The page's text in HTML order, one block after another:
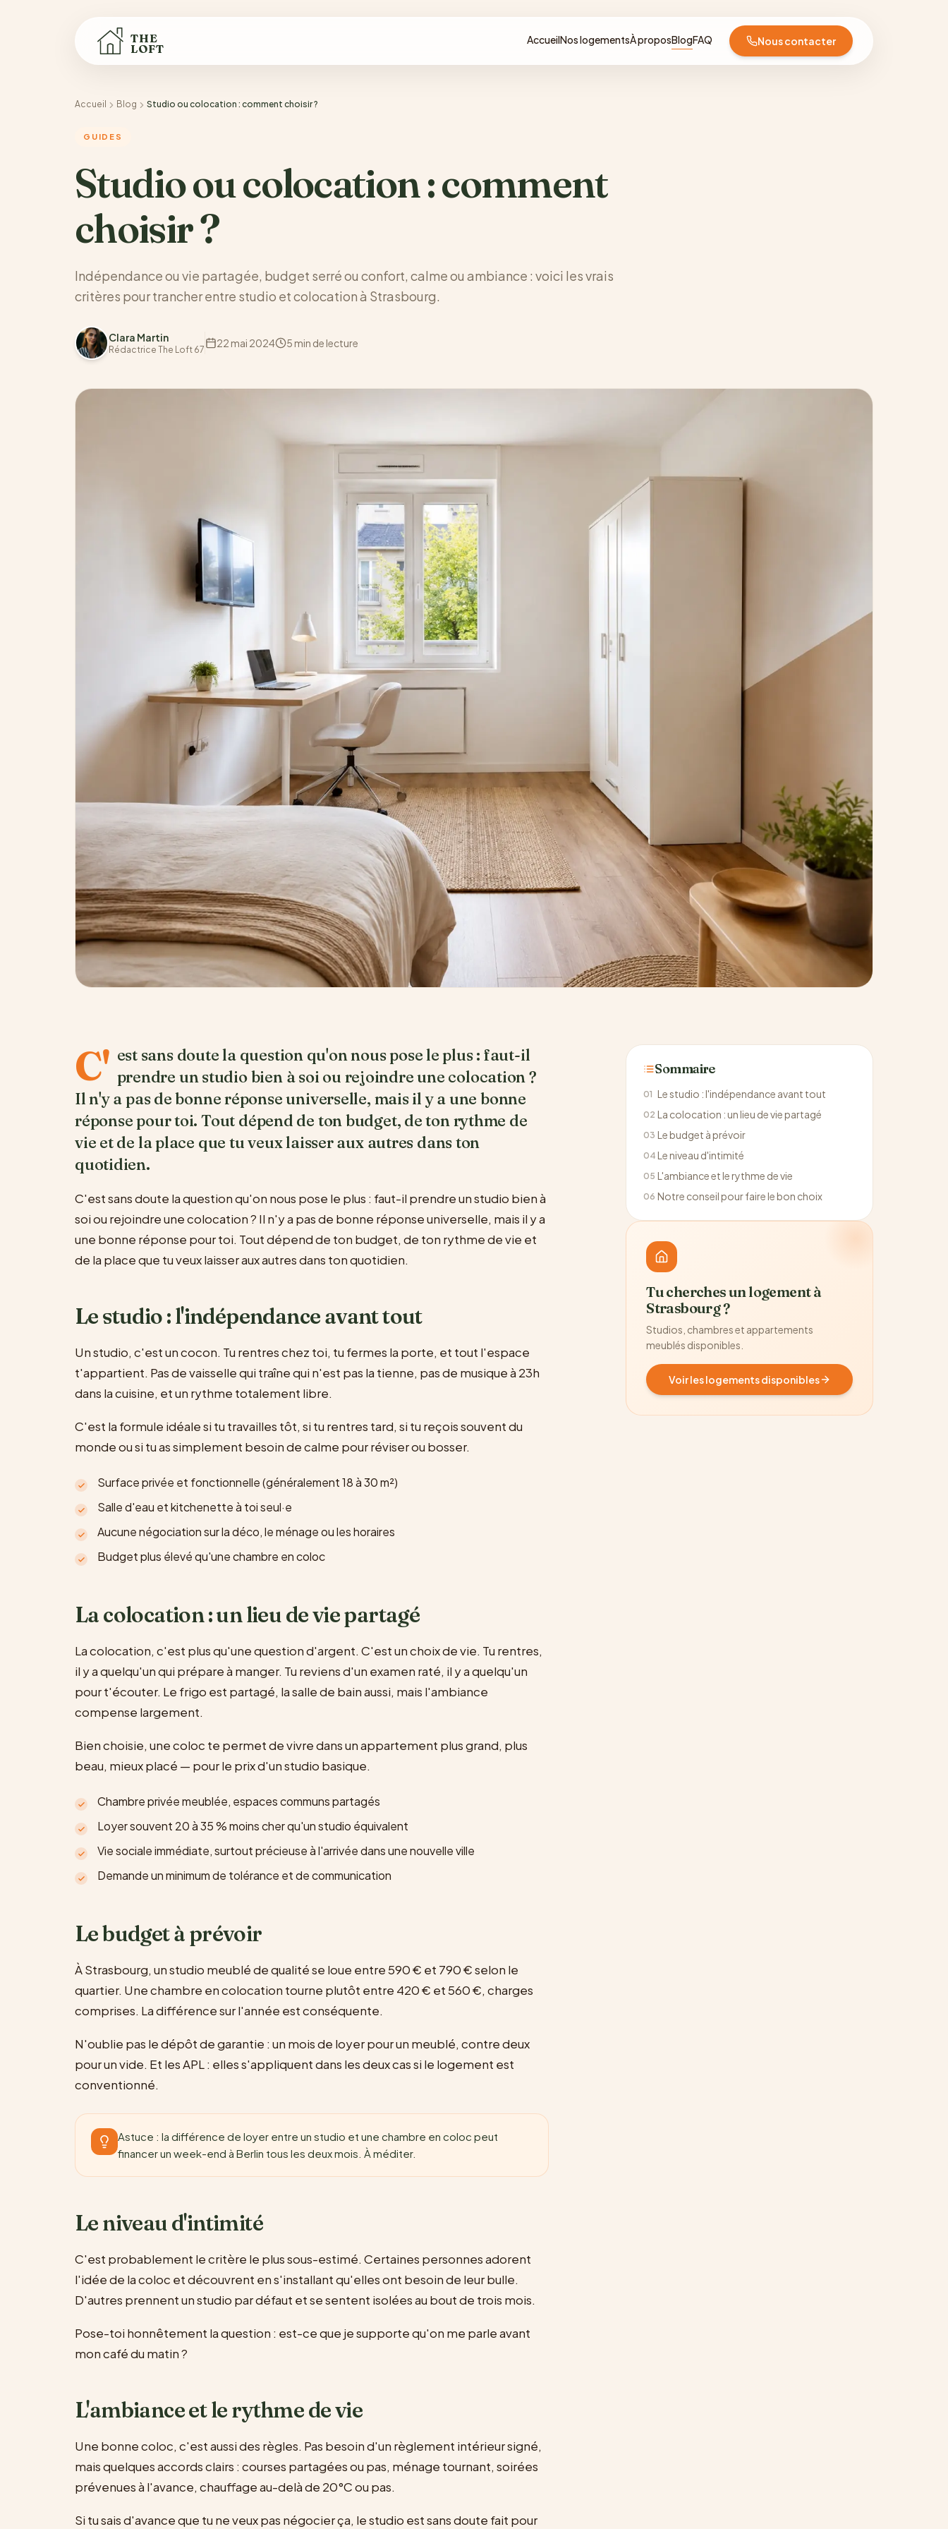
THE
LOFT
AccueilNos logementsÀ proposBlogFAQ Nous contacter
Accueil Blog Studio ou colocation : comment choisir ?
GUIDES
Studio ou colocation : comment
choisir ?
Indépendance ou vie partagée, budget serré ou confort, calme ou ambiance : voici les vrais
critères pour trancher entre studio et colocation à Strasbourg.
Clara Martin
Rédactrice The Loft 67
22 mai 2024 5 min de lecture
C' est sans doute la question qu'on nous pose le plus : faut-il
prendre un studio bien à soi ou rejoindre une colocation ?
Il n'y a pas de bonne réponse universelle, mais il y a une bonne
réponse pour toi. Tout dépend de ton budget, de ton rythme de
vie et de la place que tu veux laisser aux autres dans ton
quotidien.
C'est sans doute la question qu'on nous pose le plus : faut-il prendre un studio bien à
soi ou rejoindre une colocation ? Il n'y a pas de bonne réponse universelle, mais il y a
une bonne réponse pour toi. Tout dépend de ton budget, de ton rythme de vie et
de la place que tu veux laisser aux autres dans ton quotidien.
Le studio : l'indépendance avant tout
Un studio, c'est un cocon. Tu rentres chez toi, tu fermes la porte, et tout l'espace
t'appartient. Pas de vaisselle qui traîne qui n'est pas la tienne, pas de musique à 23h
dans la cuisine, et un rythme totalement libre.
C'est la formule idéale si tu travailles tôt, si tu rentres tard, si tu reçois souvent du
monde ou si tu as simplement besoin de calme pour réviser ou bosser.
Surface privée et fonctionnelle (généralement 18 à 30 m²)
Salle d'eau et kitchenette à toi seul·e
Aucune négociation sur la déco, le ménage ou les horaires
Budget plus élevé qu'une chambre en coloc
La colocation : un lieu de vie partagé
La colocation, c'est plus qu'une question d'argent. C'est un choix de vie. Tu rentres,
il y a quelqu'un qui prépare à manger. Tu reviens d'un examen raté, il y a quelqu'un
pour t'écouter. Le frigo est partagé, la salle de bain aussi, mais l'ambiance
compense largement.
Bien choisie, une coloc te permet de vivre dans un appartement plus grand, plus
beau, mieux placé — pour le prix d'un studio basique.
Chambre privée meublée, espaces communs partagés
Loyer souvent 20 à 35 % moins cher qu'un studio équivalent
Vie sociale immédiate, surtout précieuse à l'arrivée dans une nouvelle ville
Demande un minimum de tolérance et de communication
Le budget à prévoir
À Strasbourg, un studio meublé de qualité se loue entre 590 € et 790 € selon le
quartier. Une chambre en colocation tourne plutôt entre 420 € et 560 €, charges
comprises. La différence sur l'année est conséquente.
N'oublie pas le dépôt de garantie : un mois de loyer pour un meublé, contre deux
pour un vide. Et les APL : elles s'appliquent dans les deux cas si le logement est
conventionné.
Astuce : la différence de loyer entre un studio et une chambre en coloc peut
financer un week-end à Berlin tous les deux mois. À méditer.
Le niveau d'intimité
C'est probablement le critère le plus sous-estimé. Certaines personnes adorent
l'idée de la coloc et découvrent en s'installant qu'elles ont besoin de leur bulle.
D'autres prennent un studio par défaut et se sentent isolées au bout de trois mois.
Pose-toi honnêtement la question : est-ce que je supporte qu'on me parle avant
mon café du matin ?
L'ambiance et le rythme de vie
Une bonne coloc, c'est aussi des règles. Pas besoin d'un règlement intérieur signé,
mais quelques accords clairs : courses partagées ou pas, ménage tournant, soirées
prévenues à l'avance, chauffage au-delà de 20°C ou pas.
Si tu sais d'avance que tu ne veux pas négocier ça, le studio est sans doute fait pour
Sommaire
01 Le studio : l'indépendance avant tout
02 La colocation : un lieu de vie partagé
03 Le budget à prévoir
04 Le niveau d'intimité
05 L'ambiance et le rythme de vie
06 Notre conseil pour faire le bon choix
Tu cherches un logement à
Strasbourg ?
Studios, chambres et appartements
meublés disponibles.
Voir les logements disponibles